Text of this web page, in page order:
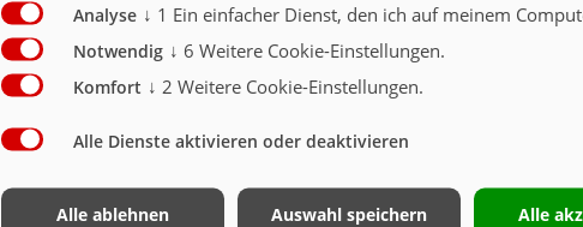
Analyse ↓ 1 Ein einfacher Dienst, den ich auf meinem
Notwendig ↓ 6 Weitere Cookie-Einstellungen.
Komfort ↓ 2 Weitere Cookie-Einstellungen.
Alle Dienste aktivieren oder deaktivieren
Alle ablehnen Auswahl speichern Alle